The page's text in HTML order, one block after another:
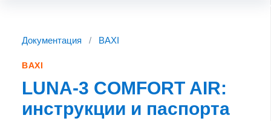
Документация / BAXI
BAXI
LUNA-3 COMFORT AIR:
инструкции и паспорта